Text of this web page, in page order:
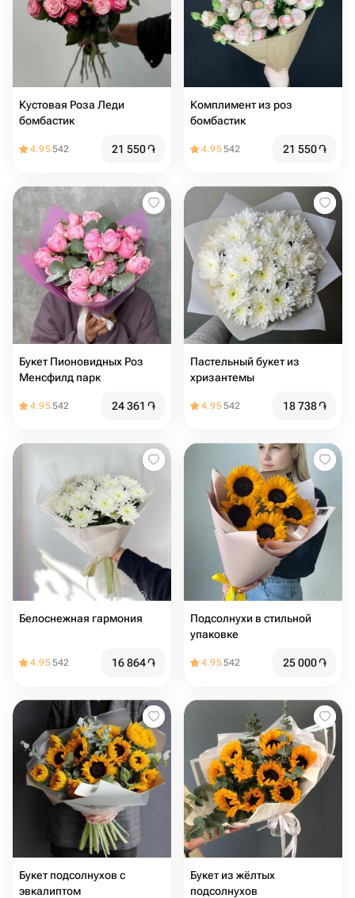
Кустовая Роза Леди
бомбастик
4.95542 21 550֏
Комплимент из роз
бомбастик
4.95542 21 550֏
Букет Пионовидных Роз
Менсфилд парк
4.95542 24 361 ֏
Пастельный букет из
хризантемы
4.95542 18 738֏
Белоснежная гармония
4.95542 16 864֏
Подсолнухи в стильной
упаковке
4.95542 25 000֏
Букет подсолнухов с
эвкалиптом
Букет из жёлтых
подсолнухов